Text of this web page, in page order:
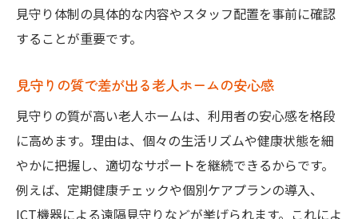
見守り体制の具体的な内容やスタッフ配置を事前に確認
することが重要です。
見守りの質で差が出る老人ホームの安心感
見守りの質が高い老人ホームは、利用者の安心感を格段
に高めます。理由は、個々の生活リズムや健康状態を細
やかに把握し、適切なサポートを継続できるからです。
例えば、定期健康チェックや個別ケアプランの導入、
ICT機器による遠隔見守りなどが挙げられます。これによ